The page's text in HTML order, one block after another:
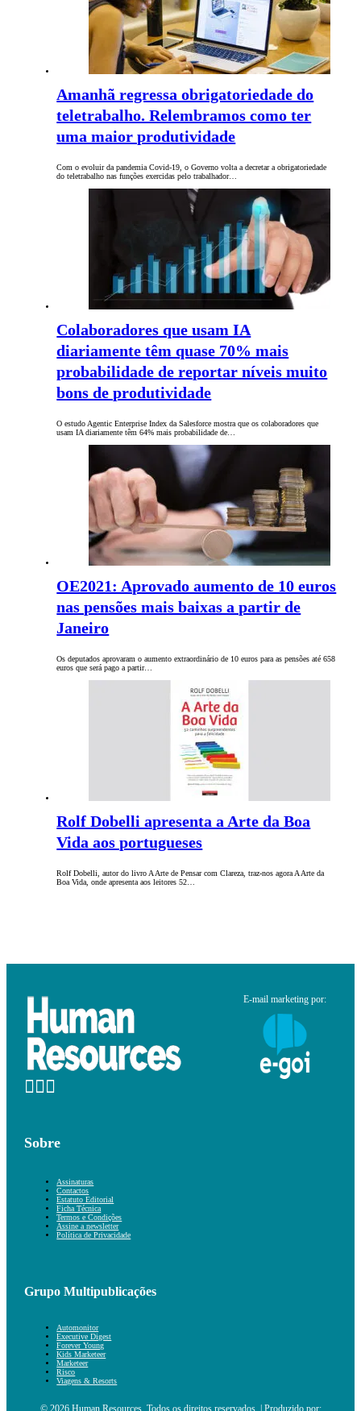
Amanhã regressa obrigatoriedade do
teletrabalho. Relembramos como ter
uma maior produtividade
Com o evoluir da pandemia Covid-19, o Governo volta a decretar a obrigatoriedade
do teletrabalho nas funções exercidas pelo trabalhador…
Colaboradores que usam IA
diariamente têm quase 70% mais
probabilidade de reportar níveis muito
bons de produtividade
O estudo Agentic Enterprise Index da Salesforce mostra que os colaboradores que
usam IA diariamente têm 64% mais probabilidade de…
OE2021: Aprovado aumento de 10 euros
nas pensões mais baixas a partir de
Janeiro
Os deputados aprovaram o aumento extraordinário de 10 euros para as pensões até 658
euros que será pago a partir…
Rolf Dobelli apresenta a Arte da Boa
Vida aos portugueses
Rolf Dobelli, autor do livro A Arte de Pensar com Clareza, traz-nos agora A Arte da
Boa Vida, onde apresenta aos leitores 52…
E-mail marketing por:
Sobre
Assinaturas
Contactos
Estatuto Editorial
Ficha Técnica
Termos e Condições
Assine a newsletter
Política de Privacidade
Grupo Multipublicações
Automonitor
Executive Digest
Forever Young
Kids Marketeer
Marketeer
Risco
Viagens & Resorts
© 2026 Human Resources. Todos os direitos reservados. | Produzido por: